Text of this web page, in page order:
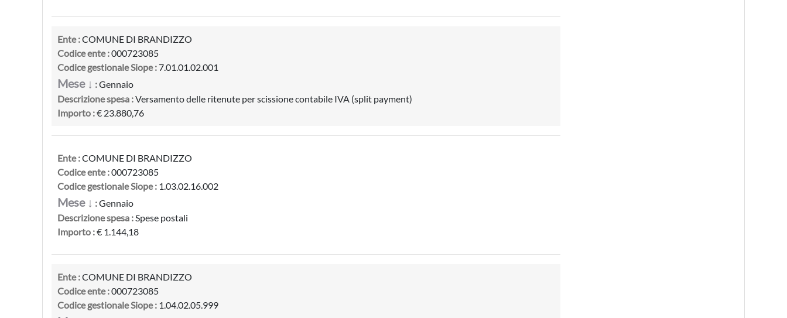
Ente :COMUNE DI BRANDIZZO
Codice ente :000723085
Codice gestionale Siope :7.01.01.02.001
Mese ↓ :Gennaio
Descrizione spesa :Versamento delle ritenute per scissione contabile IVA (split payment)
Importo :€ 23.880,76
Ente :COMUNE DI BRANDIZZO
Codice ente :000723085
Codice gestionale Siope : 1.03.02.16.002
Mese ↓ :Gennaio
Descrizione spesa :Spese postali
Importo :€ 1.144,18
Ente :COMUNE DI BRANDIZZO
Codice ente :000723085
Codice gestionale Siope : 1.04.02.05.999